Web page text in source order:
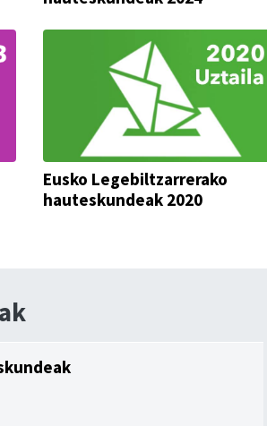
Eusko Legebiltzarrerako
hauteskundeak 2020